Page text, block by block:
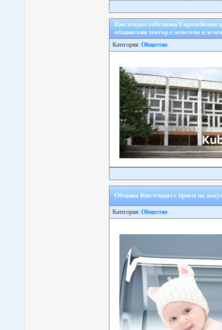
Кюстендил отбелязва Европейския
общинския театър с осветена в
Категория: Общество
Oбщина Кюстендил с прием на
Категория: Общество